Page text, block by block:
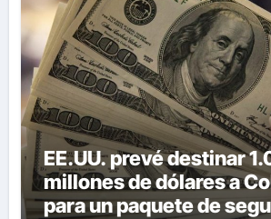
EE.UU. prevé destinar
millones de dólares a
para un paquete de